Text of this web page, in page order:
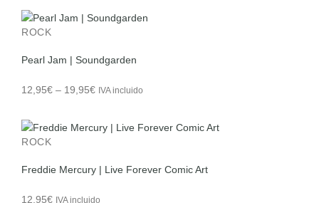
ROCK
Pearl Jam | Soundgarden
12,95€ – 19,95€Price
12,95€
IVA incluido
ROCK
Freddie Mercury | Live Forever Comic Art
12,95€ IVA incluido